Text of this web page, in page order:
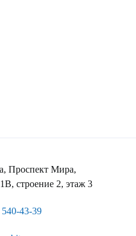
Проспект Мира,
строение 2, этаж 3
43-39